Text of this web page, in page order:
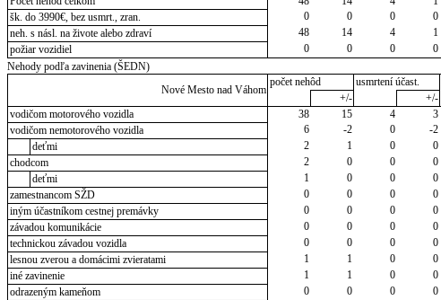
šk. do 3990€, bez usmrt., zran.
0 0 0 0
neh. s násl. na živote alebo zdraví
48 14 4 1
požiar vozidiel
0 0 0 0
Nehody podľa zavinenia (ŠEDN)
Nové Mesto nad Váhom
počet nehôd usmrtení účast.
+/-
+/-
vodičom motorového vozidla
38 15 4 3
vodičom nemotorového vozidla
6 -2 0 -2
deťmi
2 1 0 0
chodcom
2 0 0 0
deťmi
1 0 0 0
zamestnancom SŽD
0 0 0 0
iným účastníkom cestnej premávky
0 0 0 0
závadou komunikácie
0 0 0 0
technickou závadou vozidla
0 0 0 0
lesnou zverou a domácimi zvieratami
1 1 0 0
iné zavinenie
1 1 0 0
odrazeným kameňom
0 0 0 0